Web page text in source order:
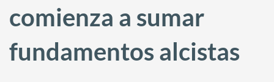
comienza a sumar
fundamentos alcistas